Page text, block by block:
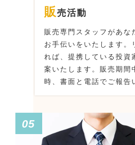
販売活動
販売専門スタッフがあな
お手伝いをいたします。
れば、提携している投資
案いたします。販売期間
時、書面と電話でご報告
05